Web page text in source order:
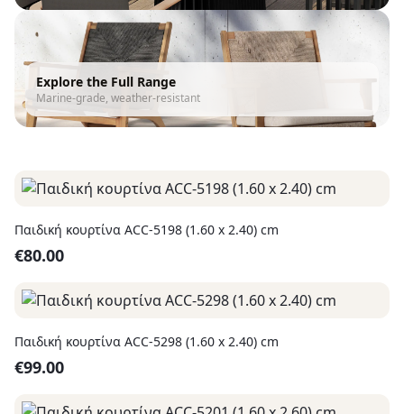
Explore the Full Range
Marine-grade, weather-resistant
Παιδική κουρτίνα ACC-5198 (1.60 x 2.40) cm
€80.00
Παιδική κουρτίνα ACC-5298 (1.60 x 2.40) cm
€99.00